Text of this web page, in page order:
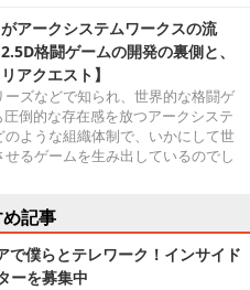
アークシステムワークスの流
格闘ゲームの開発の裏側と、
アクエスト】
ーズなどで知られ、世界的な格闘ゲ
倒的な存在感を放つアークシステ
ような組織体制で、いかにして世
るゲームを生み出しているのでし
記事
で僕らとテレワーク！インサイド
ーを募集中